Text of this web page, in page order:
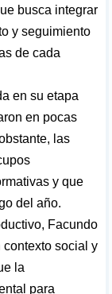
busca integrar
y seguimiento
de cada
en su etapa
en pocas
las
y que
del año.
Facundo
contexto social y
la
para